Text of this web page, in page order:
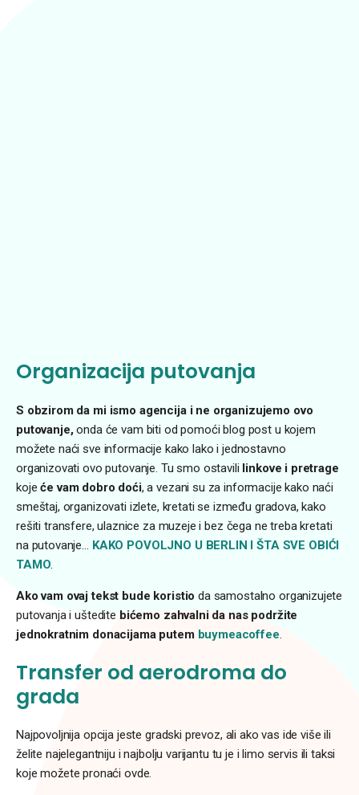
Organizacija putovanja
S obzirom da mi ismo agencija i ne organizujemo ovo
putovanje,onda će vam biti od pomoći blog post u kojem
možete naći sve informacije kako lako i jednostavno
organizovati ovo putovanje. Tu smo ostavili linkove i pretrage
kojeće vam dobro doći, a vezani su za informacije kako naći
smeštaj, organizovati izlete, kretati se između gradova, kako
rešiti transfere, ulaznice za muzeje i bez čega ne treba kretati
na putovanje… KAKO POVOLJNO U BERLIN I ŠTA SVE OBIĆI
TAMO.
Ako vam ovaj tekst bude koristio da samostalno organizujete
putovanja i uštedite bićemo zahvalni da nas podržite
jednokratnim donacijama putem buymeacoffee.
Transfer od aerodroma do
grada
Najpovoljnija opcija jeste gradski prevoz, ali ako vas ide više ili
želite najelegantniju i najbolju varijantu tu je i limo servis ili taksi
koje možete pronaći ovde.